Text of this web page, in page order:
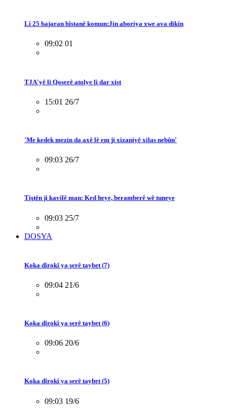
Li 25 bajaran bîstanê komun:Jin aboriya xwe ava dikin
09:02 01
TJA'yê li Qoserê atolye li dar xist
15:01 26/7
'Me kedek mezin da axê lê em ji xizaniyê xilas nebûn'
09:03 26/7
Tiştên ji kavilê man: Ked heye, beramberê wê tuneye
09:03 25/7
DOSYA
Koka dîrokî ya şerê taybet (7)
09:04 21/6
Koka dîrokî ya şerê taybet (6)
09:06 20/6
Koka dîrokî ya şerê taybet (5)
09:03 19/6